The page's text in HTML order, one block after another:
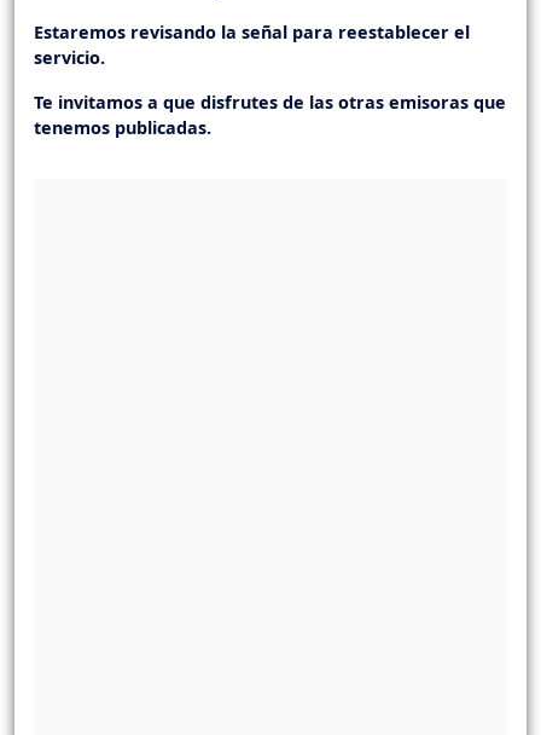
Estaremos revisando la señal para reestablecer el
servicio.
Te invitamos a que disfrutes de las otras emisoras que
tenemos publicadas.